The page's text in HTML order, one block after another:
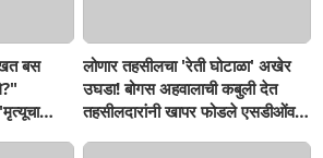
बस
लोणार तहसीलचा 'रेती घोटाळा' अखेर
उघडा! बोगस अहवालाची कबुली देत
तहसीलदारांनी खापर फोडले एसडीओंवर;